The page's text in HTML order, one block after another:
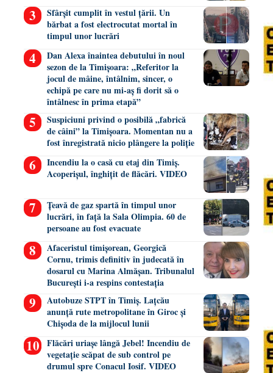
Sfârșit cumplit în vestul țării. Un
bărbat a fost electrocutat mortal în
timpul unor lucrări
Dan Alexa înaintea debutului în noul
sezon de la Timișoara: „Referitor la
jocul de mâine, întâlnim, sincer, o
echipă pe care nu mi-aș fi dorit să o
întâlnesc în prima etapă”
Suspiciuni privind o posibilă „fabrică
de câini” la Timișoara. Momentan nu a
fost înregistrată nicio plângere la poliție
Incendiu la o casă cu etaj din Timiș.
Acoperișul, înghițit de flăcări. VIDEO
Țeavă de gaz spartă în timpul unor
lucrări, în față la Sala Olimpia. 60 de
persoane au fost evacuate
Afaceristul timișorean, Georgică
Cornu, trimis definitiv în judecată în
dosarul cu Marina Almășan. Tribunalul
București i-a respins contestația
Autobuze STPT în Timiș. Lațcău
anunță rute metropolitane în Giroc și
Chișoda de la mijlocul lunii
Flăcări uriașe lângă Jebel! Incendiu de
vegetație scăpat de sub control pe
drumul spre Conacul Iosif. VIDEO